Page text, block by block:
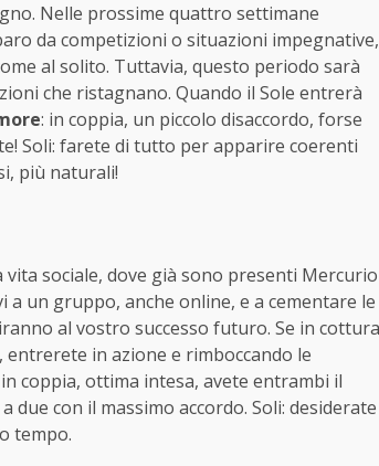
Nelle prossime quattro settimane
da competizioni o situazioni impegnative,
al solito. Tuttavia, questo periodo sarà
che ristagnano. Quando il Sole entrerà
: in coppia, un piccolo disaccordo, forse
Soli: farete di tutto per apparire coerenti
più naturali!
sociale, dove già sono presenti Mercurio
un gruppo, anche online, e a cementare le
al vostro successo futuro. Se in cottura
in azione e rimboccando le
coppia, ottima intesa, avete entrambi il
con il massimo accordo. Soli: desiderate
tempo.